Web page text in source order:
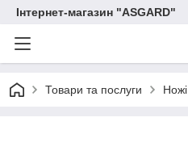
Інтернет-магазин "ASGARD"
Товари та послуги Ножі